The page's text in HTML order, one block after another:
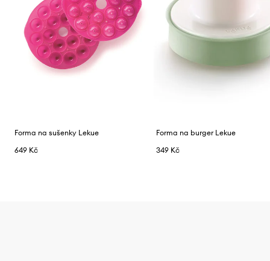
Forma na sušenky Lekue
649 Kč
Forma na burger Lekue
349 Kč